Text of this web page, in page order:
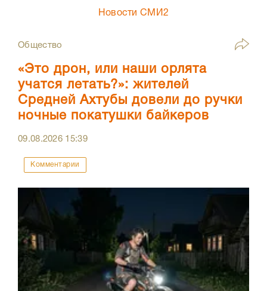
Новости СМИ2
Общество
«Это дрон, или наши орлята
учатся летать?»: жителей
Средней Ахтубы довели до ручки
ночные покатушки байкеров
09.08.2026 15:39
Комментарии